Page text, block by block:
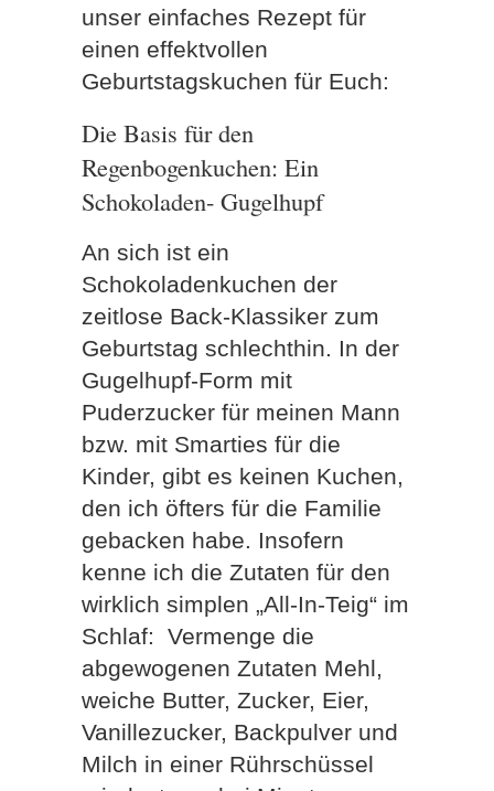
unser einfaches Rezept für
einen effektvollen
Geburtstagskuchen für Euch:
Die Basis für den
Regenbogenkuchen: Ein
Schokoladen- Gugelhupf
An sich ist ein
Schokoladenkuchen der
zeitlose Back-Klassiker zum
Geburtstag schlechthin. In der
Gugelhupf-Form mit
Puderzucker für meinen Mann
bzw. mit Smarties für die
Kinder, gibt es keinen Kuchen,
den ich öfters für die Familie
gebacken habe. Insofern
kenne ich die Zutaten für den
wirklich simplen „All-In-Teig“ im
Schlaf:
Vermenge die
abgewogenen Zutaten Mehl,
weiche Butter, Zucker, Eier,
Vanillezucker, Backpulver und
Milch in einer Rührschüssel